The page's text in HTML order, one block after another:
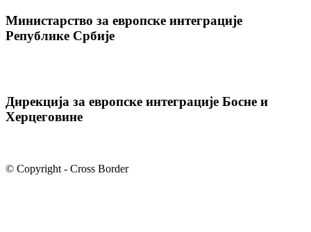
Министарство за европске интеграције
Републике Србије
Дирекција за европске интеграције Босне и
Херцеговине
© Copyright - Cross Border